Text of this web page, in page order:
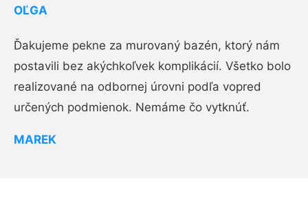
OĽGA
Ďakujeme pekne za murovaný bazén, ktorý nám
postavili bez akýchkoľvek komplikácií. Všetko bolo
realizované na odbornej úrovni podľa vopred
určených podmienok. Nemáme čo vytknúť.
MAREK